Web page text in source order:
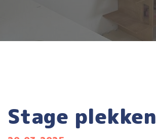
Stage plekken